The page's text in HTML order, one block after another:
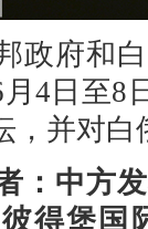
政府和
4日至8
，并对白
：中方
得堡国